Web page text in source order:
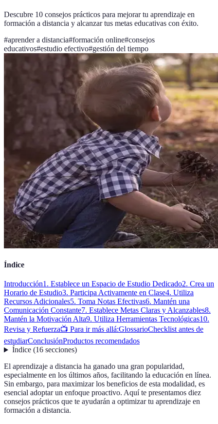
Descubre 10 consejos prácticos para mejorar tu aprendizaje en
formación a distancia y alcanzar tus metas educativas con éxito.
#aprender a distancia#formación online#consejos
educativos#estudio efectivo#gestión del tiempo
Índice
Introducción1. Establece un Espacio de Estudio Dedicado2. Crea un
Horario de Estudio3. Participa Activamente en Clase4. Utiliza
Recursos Adicionales5. Toma Notas Efectivas6. Mantén una
Comunicación Constante7. Establece Metas Claras y Alcanzables8.
Mantén la Motivación Alta9. Utiliza Herramientas Tecnológicas10.
Revisa y Refuerza📺 Para ir más allá:GlossarioChecklist antes de
estudiarConclusiónProductos recomendados
Índice(16 secciones)
El aprendizaje a distancia ha ganado una gran popularidad,
especialmente en los últimos años, facilitando la educación en línea.
Sin embargo, para maximizar los beneficios de esta modalidad, es
esencial adoptar un enfoque proactivo. Aquí te presentamos diez
consejos prácticos que te ayudarán a optimizar tu aprendizaje en
formación a distancia.